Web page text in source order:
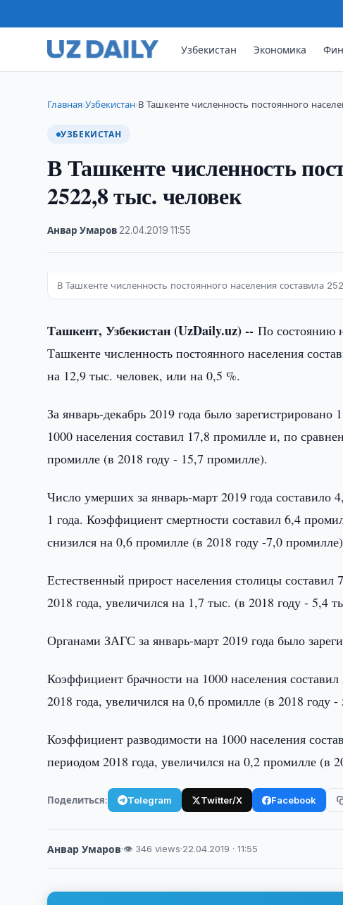
Узбекистан Экономика
Главная›Узбекистан›В Ташкенте численность постоянного
УЗБЕКИСТАН
В Ташкенте численность
2522,8 тыс. человек
Анвар Умаров 22.04.2019 ·11:55
В Ташкенте численность постоянного населения составила
Ташкент, Узбекистан (UzDaily.uz) --По состоянию
Ташкенте численность постоянного населения
на 12,9 тыс. человек, или на 0,5 %.
За январь-декабрь 2019 года было
1000 населения составил 17,8 промилле и, по
промилле (в 2018 году - 15,7 промилле).
Число умерших за январь-март 2019 года составило
1 года. Коэффициент смертности составил 6,4
снизился на 0,6 промилле (в 2018 году -7,0
Естественный прирост населения столицы
2018 года, увеличился на 1,7 тыс. (в 2018 году - 5,4
Органами ЗАГС за январь-март 2019 года было
Коэффициент брачности на 1000 населения
2018 года, увеличился на 0,6 промилле (в 2018 году
Коэффициент разводимости на 1000 населения
периодом 2018 года, увеличился на 0,2 промилле (в
Поделиться: Telegram Twitter/X Facebook
Анвар Умаров·👁 346 views·22.04.2019 · 11:55